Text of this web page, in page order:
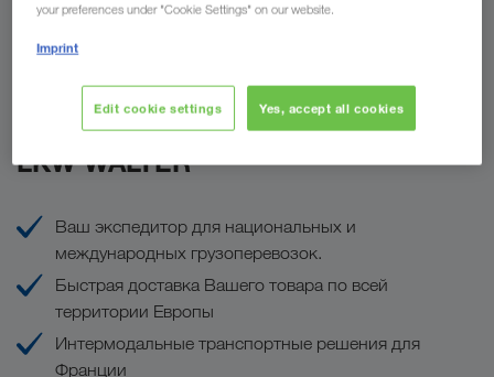
Сделать запрос
Ваши преимущества с
LKW WALTER
Ваш экспедитор для национальных и
международных грузоперевозок.
Быстрая доставка Вашего товара по всей
территории Европы
Интермодальные транспортные решения для
Франции
your preferences under "Cookie Settings" on our website.
Imprint
Edit cookie settings Yes, accept all cookies